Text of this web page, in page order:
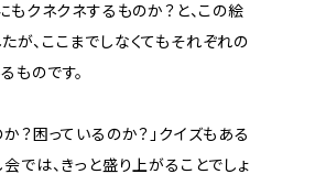
もクネクネするものか？と、この絵
、ここまでしなくてもそれぞれの
ものです。
？困っているのか？」クイズもある
では、きっと盛り上がることでしょ